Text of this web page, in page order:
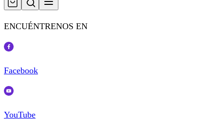
ENCUÉNTRENOS EN
Facebook
YouTube